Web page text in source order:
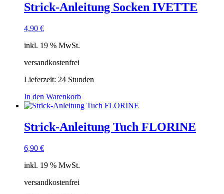
Strick-Anleitung Socken IVETTE
4,90 €
inkl. 19 % MwSt.
versandkostenfrei
Lieferzeit: 24 Stunden
In den Warenkorb
Strick-Anleitung Tuch FLORINE
6,90 €
inkl. 19 % MwSt.
versandkostenfrei